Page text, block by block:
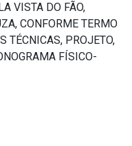
VISTA DO FÃO,
CONFORME TERMO
TÉCNICAS, PROJETO,
FÍSICO-